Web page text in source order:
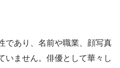
であり、名前や職業、顔写真
いません。俳優として華々し